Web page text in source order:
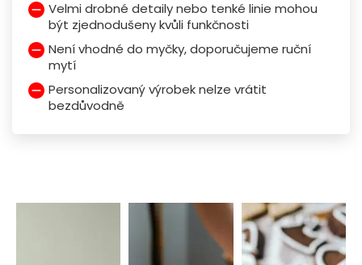
Velmi drobné detaily nebo tenké linie mohou
být zjednodušeny kvůli funkčnosti
Není vhodné do myčky, doporučujeme ruční
mytí
Personalizovaný výrobek nelze vrátit
bezdůvodně